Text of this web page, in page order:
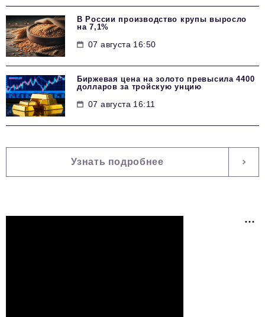
В России производство крупы выросло
на 7,1%
07 августа 16:50
Биржевая цена на золото превысила 4400
долларов за тройскую унцию
07 августа 16:11
Узнать подробнее